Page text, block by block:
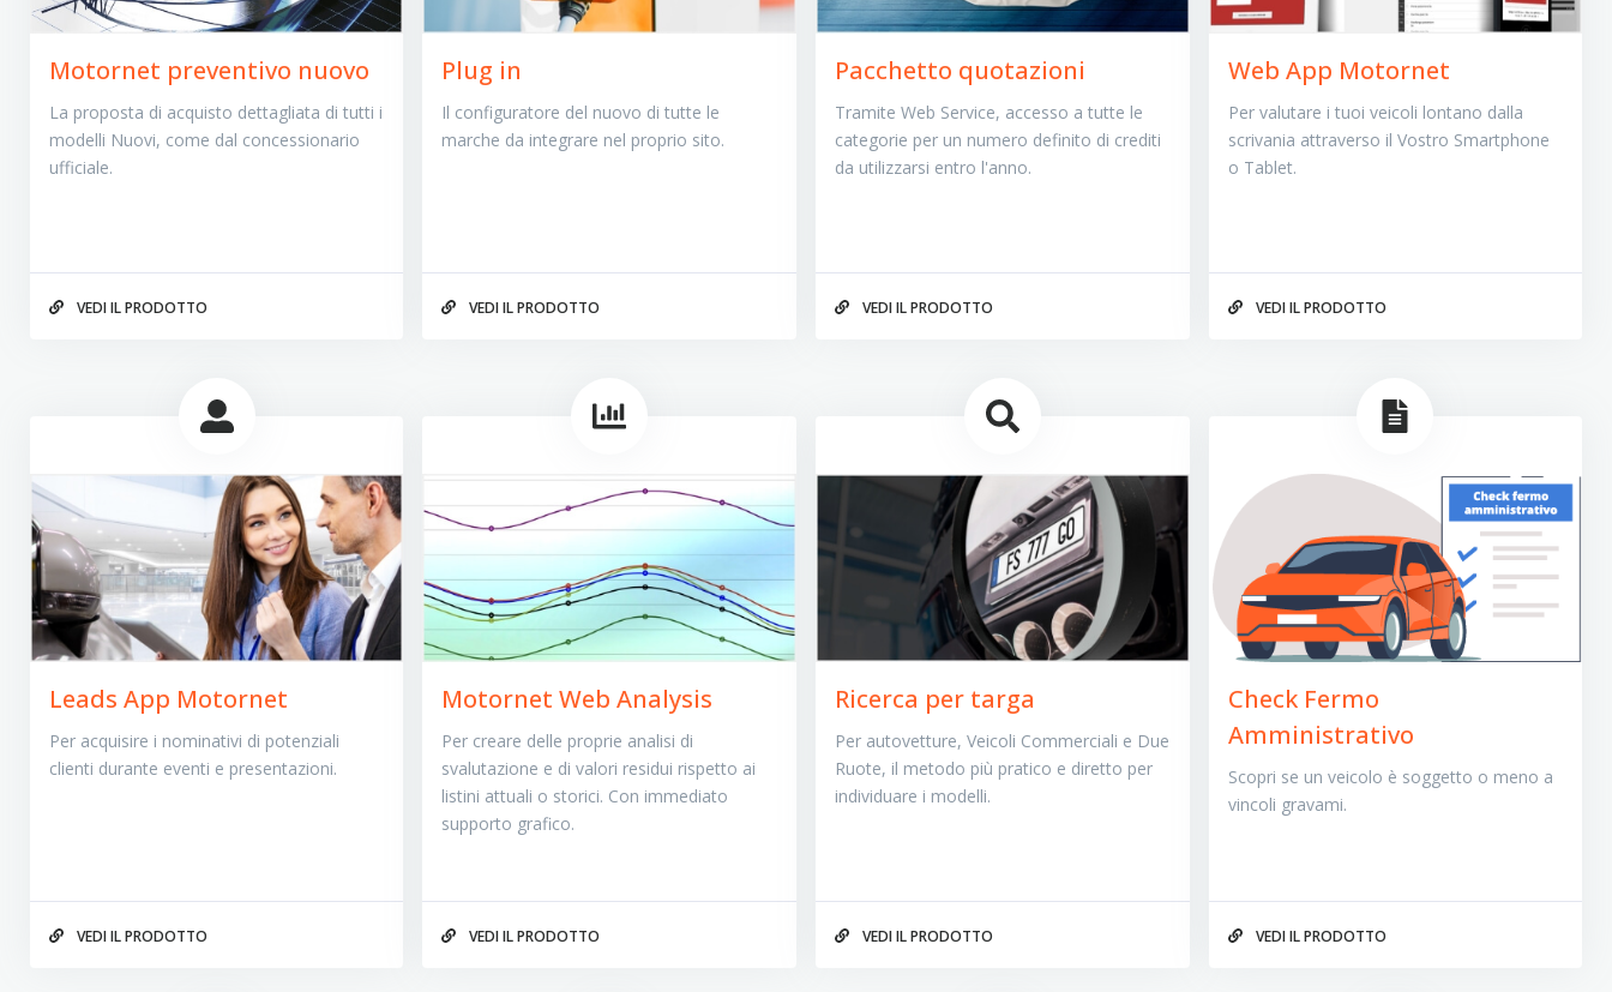
Motornet preventivo nuovo
La proposta di acquisto dettagliata di tutti i
modelli Nuovi, come dal concessionario
ufficiale.
VEDI IL PRODOTTO
Plug in
Il configuratore del nuovo di tutte le
marche da integrare nel proprio sito.
VEDI IL PRODOTTO
Pacchetto quotazioni
Tramite Web Service, accesso a tutte le
categorie per un numero definito di crediti
da utilizzarsi entro l'anno.
VEDI IL PRODOTTO
Web App Motornet
Per valutare i tuoi veicoli lontano dalla
scrivania attraverso il Vostro Smartphone
o Tablet.
VEDI IL PRODOTTO
Leads App Motornet
Per acquisire i nominativi di potenziali
clienti durante eventi e presentazioni.
VEDI IL PRODOTTO
Motornet Web Analysis
Per creare delle proprie analisi di
svalutazione e di valori residui rispetto ai
listini attuali o storici. Con immediato
supporto grafico.
VEDI IL PRODOTTO
Ricerca per targa
Per autovetture, Veicoli Commerciali e Due
Ruote, il metodo più pratico e diretto per
individuare i modelli.
VEDI IL PRODOTTO
Check Fermo
Amministrativo
Scopri se un veicolo è soggetto o meno a
vincoli gravami.
VEDI IL PRODOTTO